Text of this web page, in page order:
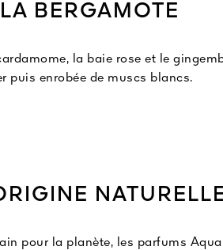
BERGAMOTE
la baie rose et le
puis enrobée de muscs blancs.
pour la planète, les parfums